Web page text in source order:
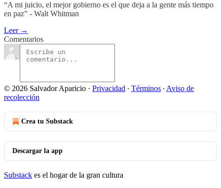
“A mi juicio, el mejor gobierno es el que deja a la gente más tiempo
en paz” - Walt Whitman
Leer →
Comentarios
© 2026 Salvador Aparicio · Privacidad ∙ Términos ∙ Aviso de
recolección
Crea tu Substack
Descargar la app
Substack es el hogar de la gran cultura